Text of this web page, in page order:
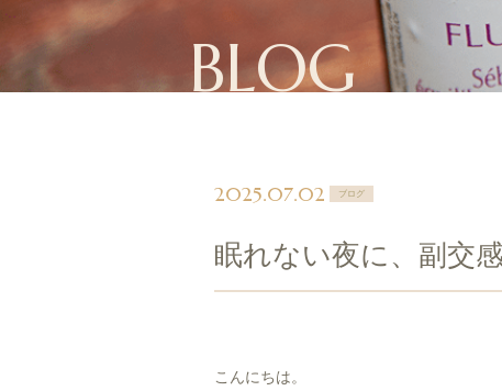
BLOG
2025.07.02 ブログ
眠れない夜に、副交
こんにちは。